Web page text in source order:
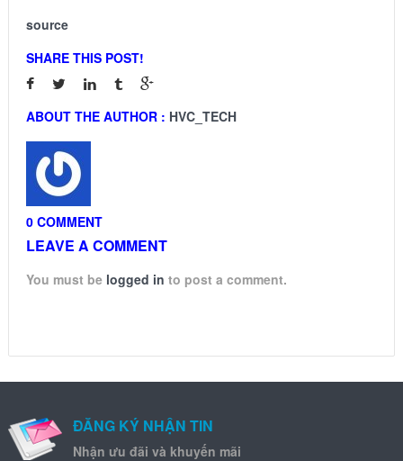
source
SHARE THIS POST!
ABOUT THE AUTHOR : HVC_TECH
0 COMMENT
LEAVE A COMMENT
You must be logged in to post a comment.
ĐĂNG KÝ NHẬN TIN
Nhận ưu đãi và khuyến mãi